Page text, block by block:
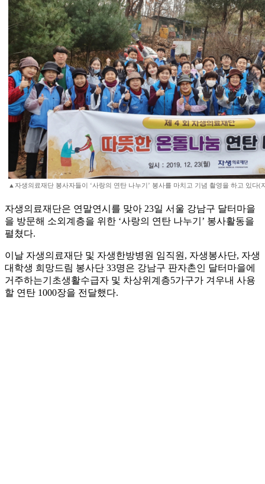
▲자생의료재단 봉사자들이 ‘사랑의 연탄 나누기’ 봉사를 마치고 기념 촬영을 하고 있다(
자생의료재단은 연말연시를 맞아 23일 서울 강남구 달터마을
을 방문해 소외계층을 위한 ‘사랑의 연탄 나누기’ 봉사활동을
펼쳤다.
이날 자생의료재단 및 자생한방병원 임직원, 자생봉사단, 자생
대학생 희망드림 봉사단 33명은 강남구 판자촌인 달터마을에
거주하는기초생활수급자 및 차상위계층5가구가 겨우내 사용
할 연탄 1000장을 전달했다.